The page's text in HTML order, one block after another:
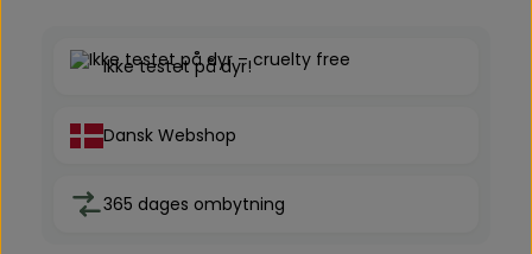
Ikke testet på dyr!
Dansk Webshop
365 dages ombytning